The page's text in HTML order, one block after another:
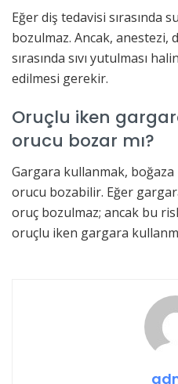
Eğer diş tedavisi sırasında
bozulmaz. Ancak, anestezi,
sırasında sıvı yutulması
edilmesi gerekir.
Oruçlu iken
orucu bozar mı?
Gargara kullanmak,
orucu bozabilir. Eğer
oruç bozulmaz; ancak bu
oruçlu iken gargara